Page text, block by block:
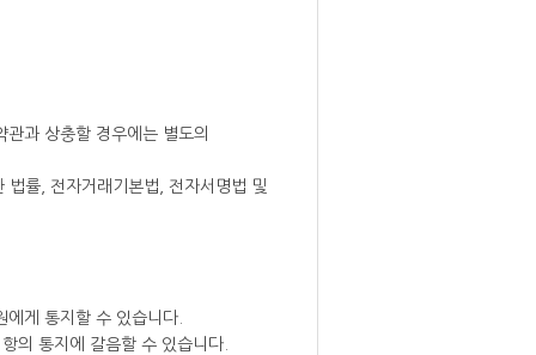
과 상충할 경우에는 별도의
률, 전자거래기본법, 전자서명법 및
게 통지할 수 있습니다.
의 통지에 갈음할 수 있습니다.